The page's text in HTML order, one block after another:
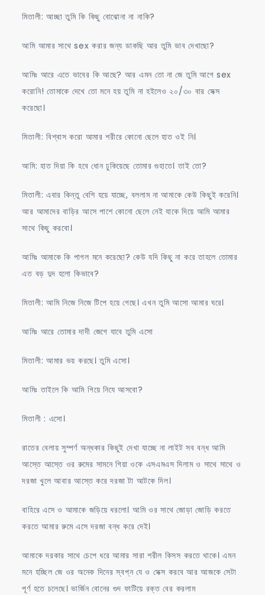
মিতালী: আচ্ছা তুমি কি কিছু বোঝোনা না নাকি?
আমি আমার সাথে sex করার জন্য ডাকছি আর তুমি ভাব দেখাছো?
আমিঃ আরে এতে ভাবের কি আছে? আর এমন তো না জে তুমি আগে sex
করোনি! তোমাকে দেখে তো মনে হয় তুমি না হইলেও ২০/৩০ বার সেক্স
করেছো।
মিতালী: বিশ্বাস করো আমার শরীরে কোনো ছেলে হাত ওই নি।
আমি: হাত দিয়া কি হবে ধোন ঢুকিয়েছে তোমার গুহাতে। তাই তো?
মিতালী: এবার কিন্তু বেশি হয়ে যাচ্ছে, বললাম না আমাকে কেউ কিছুই করেনি।
আর আমাদের বাড়ির আসে পাশে কোনো ছেলে নেই যাকে দিয়ে আমি আমার
সাথে কিছু করবো।
আমিঃ আমাকে কি পাগল মনে করেছো? কেউ যদি কিছু না করে তাহলে তোমার
এত বড় দুদ হলো কিভাবে?
মিতালী: আমি নিজে নিজে টিপে হয়ে গেছে। এখন তুমি আসো আমার ঘরে।
আমিঃ আরে তোমার দাদী জেগে যাবে তুমি এসো
মিতালী: আমার ভয় করছে। তুমি এসো।
আমিঃ তাইলে কি আমি গিয়ে নিযে আসবো?
মিতালী : এসো।
রাতের বেলায় সুম্পর্ণ অন্ধকার কিছুই দেখা যাচ্ছে না লাইট সব বন্ধ আমি
আস্তে আস্তে ওর রুমের সামনে গিয়া ওকে এসএমএস দিলাম ও সাথে সাথে ও
দরজা খুলে আবার আস্তে করে দরজা টা আটকে দিল।
বাহিরে এসে ও আমাকে জড়িয়ে ধরলো। আমি ওর সাথে জোড়া জোড়ি করতে
করতে আমার রুমে এসে দরজা বন্ধ করে দেই।
আমাকে দরকার সাথে চেপে ধরে আমার সারা শরীল কিসস করতে থাকে। এমন
মনে হচ্ছিল জে ওর অনেক দিনের স্বপ্ন যে ও সেক্স করবে আর আজকে সেটা
পূর্ণ হতে চলেছে। ভার্জিন বোনের গুদ ফাটিয়ে রক্ত বের করলাম